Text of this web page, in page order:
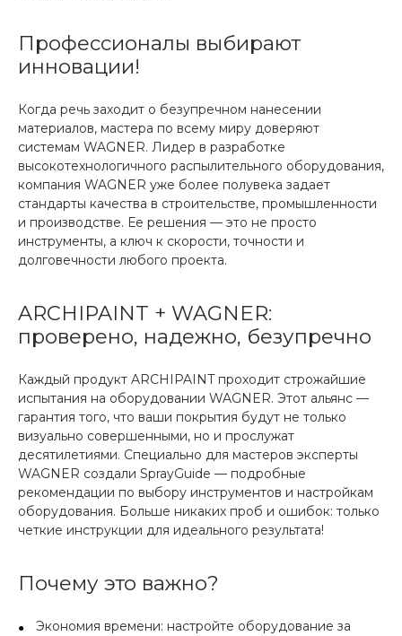
Профессионалы выбирают
инновации!
Когда речь заходит о безупречном нанесении
материалов, мастера по всему миру доверяют
системам WAGNER. Лидер в разработке
высокотехнологичного распылительного оборудования,
компания WAGNER уже более полувека задает
стандарты качества в строительстве, промышленности
и производстве. Ее решения — это не просто
инструменты, а ключ к скорости, точности и
долговечности любого проекта.
ARCHIPAINT + WAGNER:
проверено, надежно, безупречно
Каждый продукт ARCHIPAINT проходит строжайшие
испытания на оборудовании WAGNER. Этот альянс —
гарантия того, что ваши покрытия будут не только
визуально совершенными, но и прослужат
десятилетиями. Специально для мастеров эксперты
WAGNER создали SprayGuide — подробные
рекомендации по выбору инструментов и настройкам
оборудования. Больше никаких проб и ошибок: только
четкие инструкции для идеального результата!
Почему это важно?
Экономия времени: настройте оборудование за